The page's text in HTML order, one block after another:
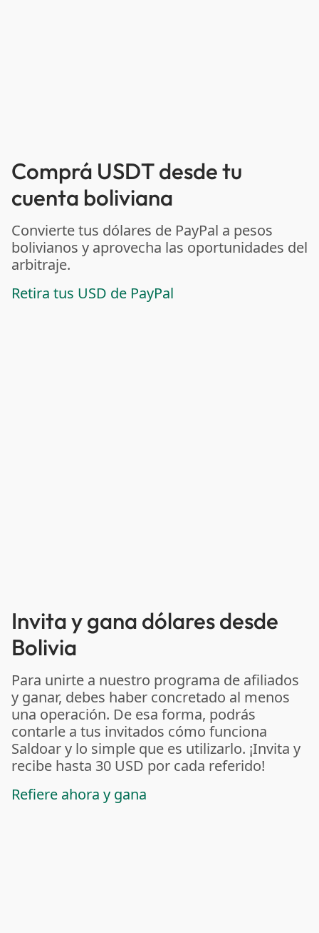
Comprá USDT desde tu
cuenta boliviana
Convierte tus dólares de PayPal a pesos
bolivianos y aprovecha las oportunidades del
arbitraje.
Retira tus USD de PayPal
Invita y gana dólares desde
Bolivia
Para unirte a nuestro programa de afiliados
y ganar, debes haber concretado al menos
una operación. De esa forma, podrás
contarle a tus invitados cómo funciona
Saldoar y lo simple que es utilizarlo. ¡Invita y
recibe hasta 30 USD por cada referido!
Refiere ahora y gana